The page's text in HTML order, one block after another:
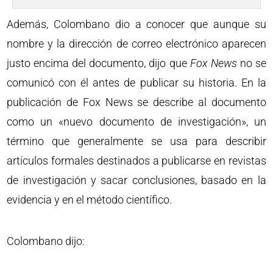
Además, Colombano dio a conocer que aunque su
nombre y la dirección de correo electrónico aparecen
justo encima del documento, dijo que Fox News no se
comunicó con él antes de publicar su historia. En la
publicación de Fox News se describe al documento
como un «nuevo documento de investigación», un
término que generalmente se usa para describir
artículos formales destinados a publicarse en revistas
de investigación y sacar conclusiones, basado en la
evidencia y en el método científico.
Colombano dijo: